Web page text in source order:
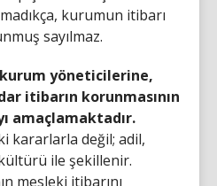
kurumun itibarı
sayılmaz.
yöneticilerine,
itibarın korunmasının
amaçlamaktadır.
kararlarla değil; adil,
ile şekillenir.
mesleki itibarını